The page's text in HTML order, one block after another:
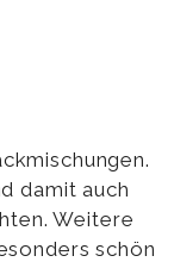
damit auch
Weitere
schön